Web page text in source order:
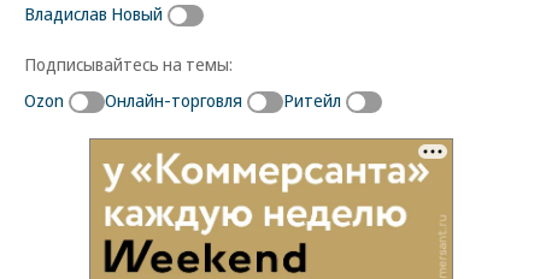
Владислав Новый
Подписывайтесь на темы:
Ozon
Онлайн-торговля Ритейл